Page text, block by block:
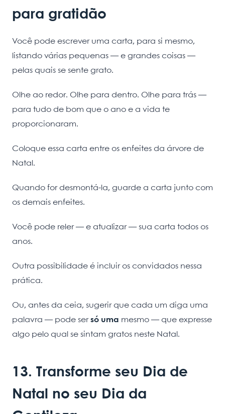
para gratidão
Você pode escrever uma carta, para si mesmo,
listando várias pequenas — e grandes coisas —
pelas quais se sente grato.
Olhe ao redor. Olhe para dentro. Olhe para trás —
para tudo de bom que o ano e a vida te
proporcionaram.
Coloque essa carta entre os enfeites da árvore de
Natal.
Quando for desmontá-la, guarde a carta junto com
os demais enfeites.
Você pode reler — e atualizar — sua carta todos os
anos.
Outra possibilidade é incluir os convidados nessa
prática.
Ou, antes da ceia, sugerir que cada um diga uma
palavra — pode ser só uma mesmo — que expresse
algo pelo qual se sintam gratos neste Natal.
13. Transforme seu Dia de
Natal no seu Dia da